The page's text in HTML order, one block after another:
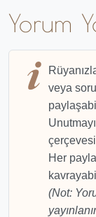
Yorum
veya
Her
(Not: